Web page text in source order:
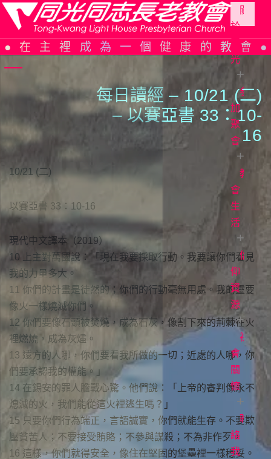
Skip
to
content
在主裡成為一個健康的教會
關
於
同
光
同
光
簡
史
織
架
構
仰
告
白
常
見
問
題
立
場
聲
明
參
加
聚
會
會
週
報
日
直
播
聚
會
時
間
教
會
生
活
證
道
與
生
命
故
事
項
事
工
信
仰
資
源
每
日
讀
經
者
專
欄
社
會
關
懷
愛
滋
關
聯
絡
我
每日讀經 –10/21(二)
– 以賽亞書 33：10-
16
10/21 (二)
以賽亞書 33：10-16
現代中文譯本（2019）
10 上主對萬國說：「現在我要採取行動。我要讓你們看見
我的力量多大。
11 你們的計畫是徒然的；你們的行動毫無用處。我的靈要
像火一樣燒滅你們。
12 你們要像石頭被焚燒，成為石灰，像割下來的荊棘在火
裡燃燒，成為灰燼。
13 遠方的人哪，你們要看我所做的一切；近處的人哪，你
們要承認我的權能。」
14 在錫安的罪人膽戰心驚。他們說：「上帝的審判像永不
熄滅的火，我們能從這火裡逃生嗎？」
15 只要你們行為端正，言語誠實，你們就能生存。不要欺
壓貧苦人；不要接受賄賂；不參與謀殺；不為非作歹。
16 這樣，你們就得安全，像住在堅固的堡壘裡一樣穩妥。